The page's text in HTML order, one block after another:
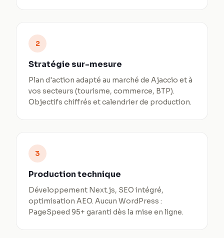
2
Stratégie sur-mesure
Plan d'action adapté au marché de Ajaccio et à
vos secteurs (tourisme, commerce, BTP).
Objectifs chiffrés et calendrier de production.
3
Production technique
Développement Next.js, SEO intégré,
optimisation AEO. Aucun WordPress :
PageSpeed 95+ garanti dès la mise en ligne.